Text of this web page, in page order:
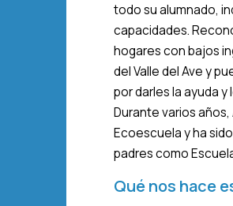
todo su alumnado,
capacidades.
hogares con bajos
del Valle del Ave y
por darles la ayuda
Durante varios
Ecoescuela y ha
padres como
Qué nos hace